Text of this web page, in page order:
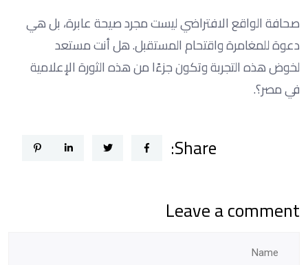
صحافة الواقع الافتراضي ليست مجرد صيحة عابرة، بل هي
دعوة للمغامرة واقتحام المستقبل. هل أنت مستعد
لخوض هذه التجربة وتكون جزءًا من هذه الثورة الإعلامية
في مصر؟.
Share:
Leave a comment